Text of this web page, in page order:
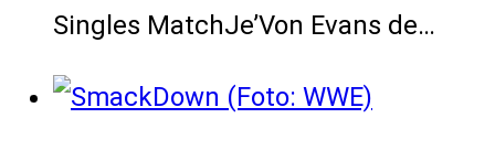
Singles MatchJe’Von Evans de…